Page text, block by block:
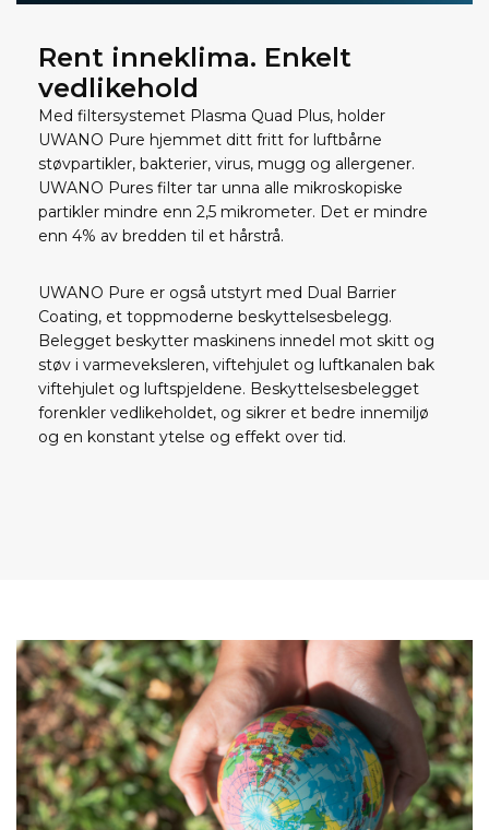
Rent inneklima. Enkelt
vedlikehold
Med filtersystemet Plasma Quad Plus, holder
UWANO Pure hjemmet ditt fritt for luftbårne
støvpartikler, bakterier, virus, mugg og allergener.
UWANO Pures filter tar unna alle mikroskopiske
partikler mindre enn 2,5 mikrometer. Det er mindre
enn 4% av bredden til et hårstrå.
UWANO Pure er også utstyrt med Dual Barrier
Coating, et toppmoderne beskyttelsesbelegg.
Belegget beskytter maskinens innedel mot skitt og
støv i varmeveksleren, viftehjulet og luftkanalen bak
viftehjulet og luftspjeldene. Beskyttelsesbelegget
forenkler vedlikeholdet, og sikrer et bedre innemiljø
og en konstant ytelse og effekt over tid.